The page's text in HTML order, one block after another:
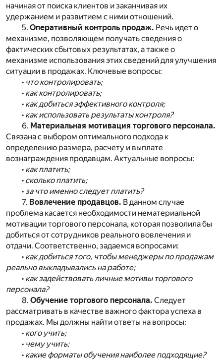
начиная от поиска клиентов и заканчивая их
удержанием и развитием с ними отношений.
5. Оперативный контроль продаж. Речь идет о
механизме, позволяющем получать сведения о
фактических сбытовых результатах, а также о
механизме использования этих сведений для улучшения
ситуации в продажах. Ключевые вопросы:
• что контролировать;
• как контролировать;
• как добиться эффективного контроля;
• как использовать результаты контроля?
6. Материальная мотивация торгового персонала.
Связана с выбором оптимального подхода к
определению размера, расчету и выплате
вознаграждения продавцам. Актуальные вопросы:
• как платить;
• сколько платить;
• за что именно следует платить?
7. Вовлечение продавцов. В данном случае
проблема касается необходимости нематериальной
мотивации торгового персонала, которая позволила бы
добиться от сотрудников реального вовлечения и
отдачи. Соответственно, задаемся вопросами:
• как добиться того, чтобы менеджеры по продажам
реально выкладывались на работе;
• как задействовать личные мотивы торгового
персонала?
8. Обучение торгового персонала. Следует
рассматривать в качестве важного фактора успеха в
продажах. Мы должны найти ответы на вопросы:
• кого учить;
• чему учить;
• какие форматы обучения наиболее подходящие?